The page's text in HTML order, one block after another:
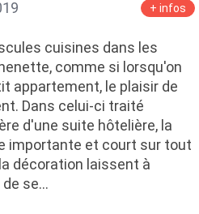
+ infos
cuisines dans les
comme si lorsqu'on
appartement, le plaisir de
Dans celui-ci traité
d'une suite hôtelière, la
importante et court sur tout
décoration laissent à
se…